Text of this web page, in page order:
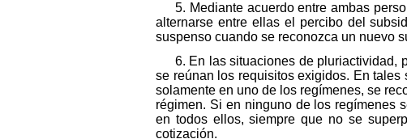
5. Mediante acuerdo entre ambas
alternarse entre ellas el percibo del
suspenso cuando se reconozca un nuevo
6. En las situaciones de pluriactividad,
se reúnan los requisitos exigidos. En
solamente en uno de los regímenes, se
régimen. Si en ninguno de los regímenes
en todos ellos, siempre que no se
cotización.